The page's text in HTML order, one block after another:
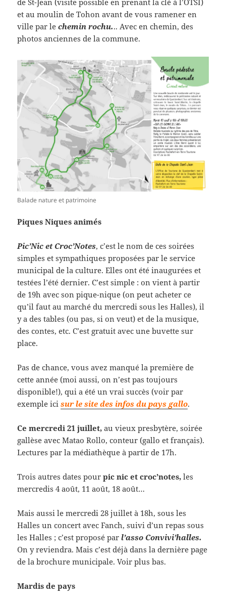
et au moulin de Tohon avant de vous ramener en
ville par le chemin rochu... Avec en chemin, des
photos anciennes de la commune.
Balade nature et patrimoine
Piques Niques animés
Pic’Nic et Croc’Notes, c’est le nom de ces soirées
simples et sympathiques proposées par le service
municipal de la culture. Elles ont été inaugurées et
testées l’été dernier. C’est simple : on vient à partir
de 19h avec son pique-nique (on peut acheter ce
qu’il faut au marché du mercredi sous les Halles), il
y a des tables (ou pas, si on veut) et de la musique,
des contes, etc. C’est gratuit avec une buvette sur
place.
Pas de chance, vous avez manqué la première de
cette année (moi aussi, on n’est pas toujours
disponible!), qui a été un vrai succès (voir par
exemple icisur le site des infos du pays gallo.
Ce mercredi 21 juillet, au vieux presbytère, soirée
gallèse avec Matao Rollo, conteur (gallo et français).
Lectures par la médiathèque à partir de 17h.
Trois autres dates pourpic nic et croc’notes,les
mercredis 4 août, 11 août, 18 août…
Mais aussi le mercredi 28 juillet à 18h, sous les
Halles un concert avec Fanch, suivi d’un repas sous
les Halles ; c’est proposé par l’asso Convivi’halles.
On y reviendra. Mais c’est déjà dans la dernière page
de la brochure municipale. Voir plus bas.
Mardis de pays